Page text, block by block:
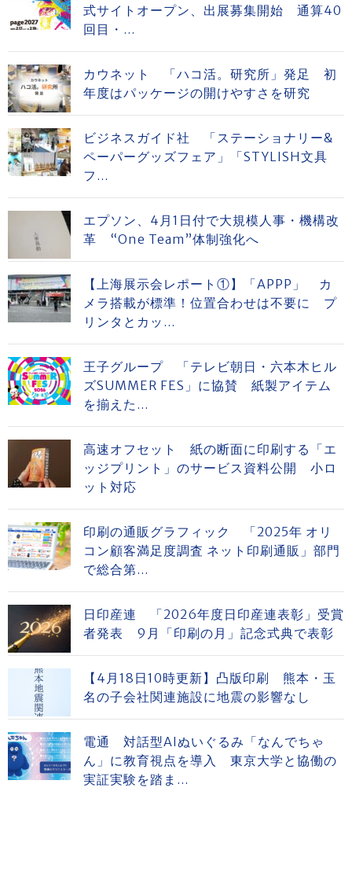
式サイトオープン、出展募集開始 通算40
回目・...
カウネット 「ハコ活。研究所」発足 初
年度はパッケージの開けやすさを研究
ビジネスガイド社 「ステーショナリー&
ペーパーグッズフェア」「STYLISH文具
フ...
エプソン、4月1日付で大規模人事・機構改
革 “One Team”体制強化へ
【上海展示会レポート①】「APPP」 カ
メラ搭載が標準！位置合わせは不要に プ
リンタとカッ...
王子グループ 「テレビ朝日・六本木ヒル
ズSUMMER FES」に協賛 紙製アイテム
を揃えた...
高速オフセット 紙の断面に印刷する「エ
ッジプリント」のサービス資料公開 小ロ
ット対応
印刷の通販グラフィック 「2025年 オリ
コン顧客満足度調査 ネット印刷通販」部門
で総合第...
日印産連 「2026年度日印産連表彰」受賞
者発表 9月「印刷の月」記念式典で表彰
【4月18日10時更新】凸版印刷 熊本・玉
名の子会社関連施設に地震の影響なし
電通 対話型AIぬいぐるみ「なんでちゃ
ん」に教育視点を導入 東京大学と協働の
実証実験を踏ま...